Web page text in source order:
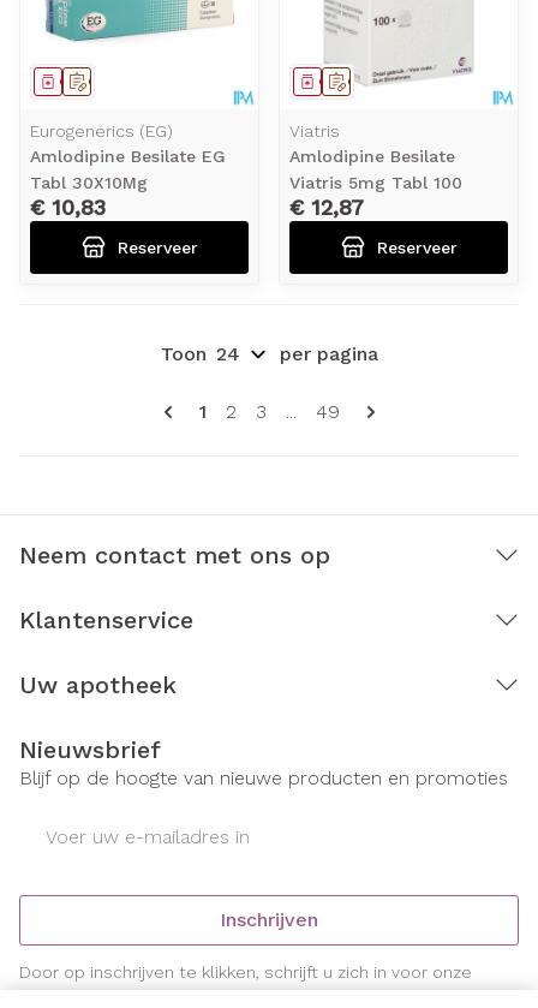
Op voorschrift
Geneesmiddel
Eurogenerics (EG)
Amlodipine Besilate EG
Tabl 30X10Mg
€ 10,83
Reserveer
Op voorschrift
Geneesmiddel
Viatris
Amlodipine Besilate
Viatris 5mg Tabl 100
€ 12,87
Reserveer
Pagina's
U lees momenteel pagina
1 Pagina
2 Pagina
3 ... Pagina
49
Toon per pagina
Neem contact met ons op
Klantenservice
Uw apotheek
Nieuwsbrief
Blijf op de hoogte van nieuwe producten en promoties
Inschrijven
Door op inschrijven te klikken, schrijft u zich in voor onze
nieuwsbrief en gaat u akkoord met onzeprivacy policy.